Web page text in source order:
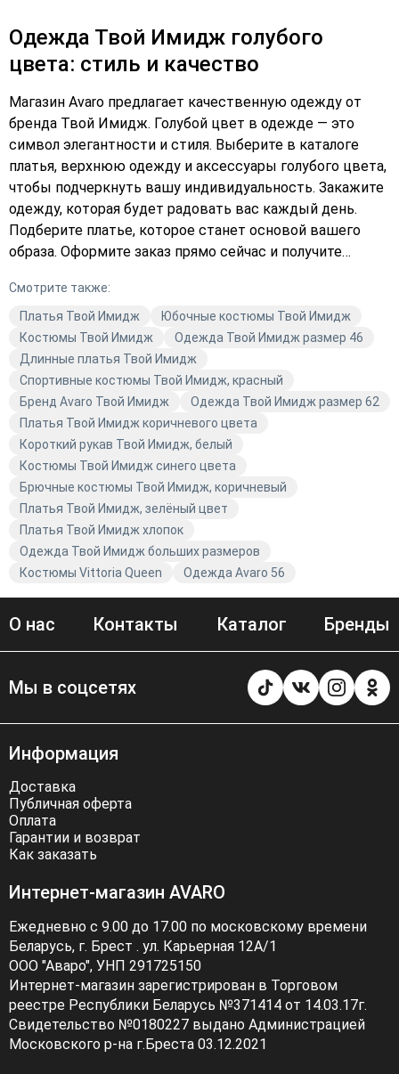
Одежда Твой Имидж голубого
цвета: стиль и качество
Магазин Avaro предлагает качественную одежду от
бренда Твой Имидж. Голубой цвет в одежде — это
символ элегантности и стиля. Выберите в каталоге
платья, верхнюю одежду и аксессуары голубого цвета,
чтобы подчеркнуть вашу индивидуальность. Закажите
одежду, которая будет радовать вас каждый день.
Подберите платье, которое станет основой вашего
образа. Оформите заказ прямо сейчас и получите
Смотрите также:
Платья Твой Имидж
Юбочные костюмы Твой Имидж
Костюмы Твой Имидж
Одежда Твой Имидж размер 46
Длинные платья Твой Имидж
Спортивные костюмы Твой Имидж, красный
Бренд Avaro Твой Имидж
Одежда Твой Имидж размер 62
Платья Твой Имидж коричневого цвета
Короткий рукав Твой Имидж, белый
Костюмы Твой Имидж синего цвета
Брючные костюмы Твой Имидж, коричневый
Платья Твой Имидж, зелёный цвет
Платья Твой Имидж хлопок
Одежда Твой Имидж больших размеров
Костюмы Vittoria Queen
Одежда Avaro 56
О нас Контакты Каталог Бренды
Мы в соцсетях
Информация
Доставка
Публичная оферта
Оплата
Гарантии и возврат
Как заказать
Интернет-магазин AVARO
Ежедневно с 9.00 до 17.00 по московскому времени
Беларусь, г. Брест . ул. Карьерная 12А/1
ООО "Аваро", УНП 291725150
Интернет-магазин зарегистрирован в Торговом
реестре Республики Беларусь №371414 от 14.03.17г.
Свидетельство №0180227 выдано Администрацией
Московского р-на г.Бреста 03.12.2021